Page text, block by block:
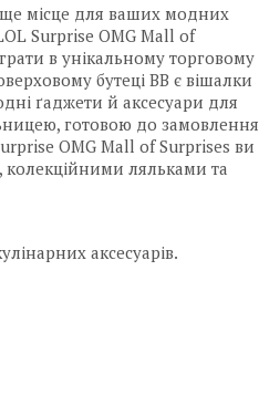
місце для ваших модних
Surprise OMG Mall of
в унікальному торговому
бутеці BB є вішалки
ґаджети й аксесуари для
готовою до замовлення
OMG Mall of Surprises ви
колекційними ляльками та
аксесуарів.